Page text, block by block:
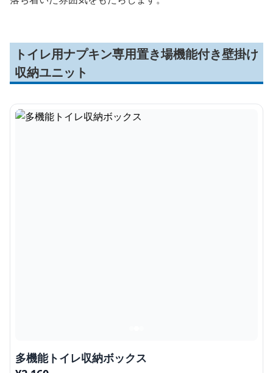
トイレ用ナプキン専用置き場機能付き壁掛け
収納ユニット
多機能トイレ収納ボックス